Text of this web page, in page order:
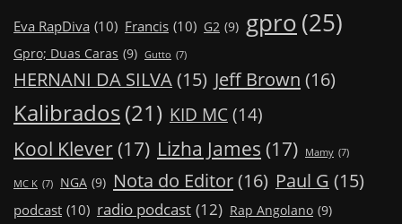
Eva RapDiva (10) Francis (10) G2 (9) gpro(25)
Gpro; Duas Caras (9) Gutto (7)
HERNANI DA SILVA(15) Jeff Brown (16)
Kalibrados(21) KID MC (14)
Kool Klever (17) Lizha James (17) Mamy (7)
MC K (7) NGA (9) Nota do Editor(16) Paul G (15)
podcast (10) radio podcast (12) Rap Angolano (9)